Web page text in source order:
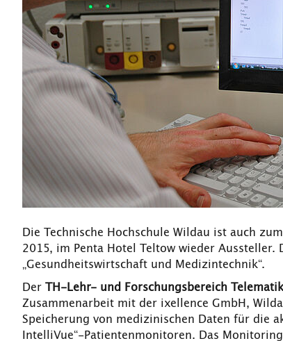
Die Technische Hochschule Wildau ist auch zum
2015, im Penta Hotel Teltow wieder
„Gesundheitswirtschaft und Medizintechnik“.
Der TH-Lehr- und Forschungsbereich Telematik
Zusammenarbeit mit der ixellence GmbH,
Speicherung von medizinischen Daten für die
IntelliVue“-Patientenmonitoren. Das